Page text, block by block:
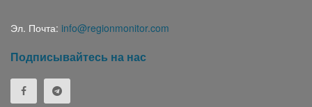
Эл. Почта: info@regionmonitor.com
Подписывайтесь на нас